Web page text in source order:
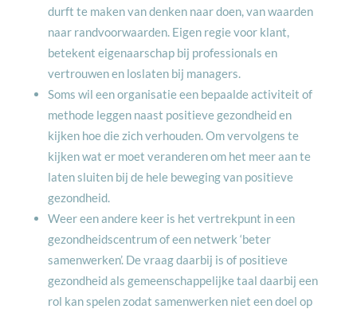
durft te maken van denken naar doen, van waarden
naar randvoorwaarden. Eigen regie voor klant,
betekent eigenaarschap bij professionals en
vertrouwen en loslaten bij managers.
Soms wil een organisatie een bepaalde activiteit of
methode leggen naast positieve gezondheid en
kijken hoe die zich verhouden. Om vervolgens te
kijken wat er moet veranderen om het meer aan te
laten sluiten bij de hele beweging van positieve
gezondheid.
Weer een andere keer is het vertrekpunt in een
gezondheidscentrum of een netwerk ‘beter
samenwerken’. De vraag daarbij is of positieve
gezondheid als gemeenschappelijke taal daarbij een
rol kan spelen zodat samenwerken niet een doel op